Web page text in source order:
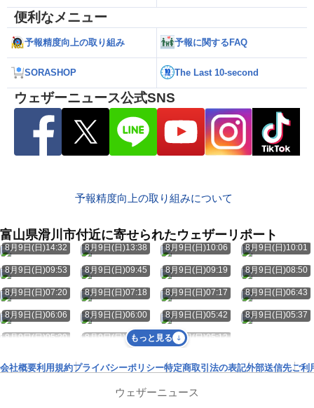
便利なメニュー
予報精度向上の取り組み 予報に関するFAQ
SORASHOP The Last 10-second
ウェザーニュース公式SNS
予報精度向上の取り組みについて
富山県滑川市付近に寄せられたウェザーリポート
8月9日(日)14:32 8月9日(日)13:38 8月9日(日)10:06 8月9日(日)10:01
8月9日(日)09:53 8月9日(日)09:45 8月9日(日)09:19 8月9日(日)08:50
8月9日(日)07:20 8月9日(日)07:18 8月9日(日)07:17 8月9日(日)06:43
8月9日(日)06:06 8月9日(日)06:00 8月9日(日)05:42 8月9日(日)05:37
8月9日(日)05:20 8月9日(日)05:18 8月9日(日)05:12
もっと見る
会社概要利用規約プライバシーポリシー特定商取引法の表記外部送信先ご利
ウェザーニュース